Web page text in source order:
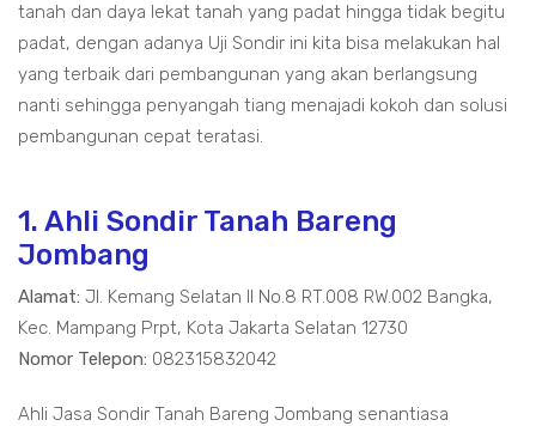
tanah dan daya lekat tanah yang padat hingga tidak begitu
padat, dengan adanya Uji Sondir ini kita bisa melakukan hal
yang terbaik dari pembangunan yang akan berlangsung
nanti sehingga penyangah tiang menajadi kokoh dan solusi
pembangunan cepat teratasi.
1. Ahli Sondir Tanah Bareng
Jombang
Alamat: Jl. Kemang Selatan II No.8 RT.008 RW.002 Bangka,
Kec. Mampang Prpt, Kota Jakarta Selatan 12730
Nomor Telepon: 082315832042
Ahli Jasa Sondir Tanah Bareng Jombang senantiasa